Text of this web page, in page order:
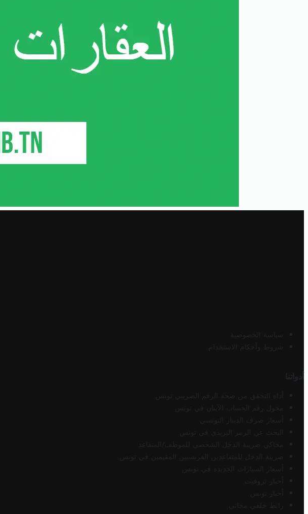
سياسة الخصوصية
شروط وأحكام الاستخدام
أدواتنا
أداة التحقق من صحة الرقم الضريبي تونس
محول رقم الحساب الآيبان في تونس
أسعار صرف الدينار التونسي
البحث عن الرمز البريدي في تونس
محاكي ضريبة الدخل الشخصي للموظف/المتقاعد
ضريبة الدخل للمتقاعدين الفرنسيين المقيمين في تونس
أسعار السيارات الجديدة في تونس
أخبار تروفيت
أخبار تونس
رابط خلفي مجاني